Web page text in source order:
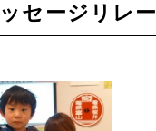
セージリレー